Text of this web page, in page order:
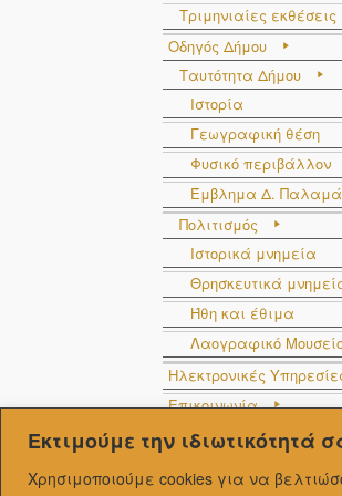
Εκτιμούμε την ιδιωτικότητά
Χρησιμοποιούμε cookies για να
Τριμηνιαίες εκθέσεις
Οδηγός Δήμου
Ταυτότητα Δήμου
Ιστορία
Γεωγραφική θέση
Φυσικό περιβάλλον
Έμβλημα Δ. Παλαμά
Πολιτισμός
Ιστορικά μνημεία
Θρησκευτικά
Ήθη και έθιμα
Λαογραφικό
Ηλεκτρονικές
Επικοινωνία
Στοιχεία επικοινωνίας